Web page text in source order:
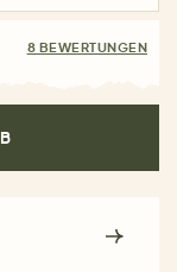
8 BEWERTUNGEN